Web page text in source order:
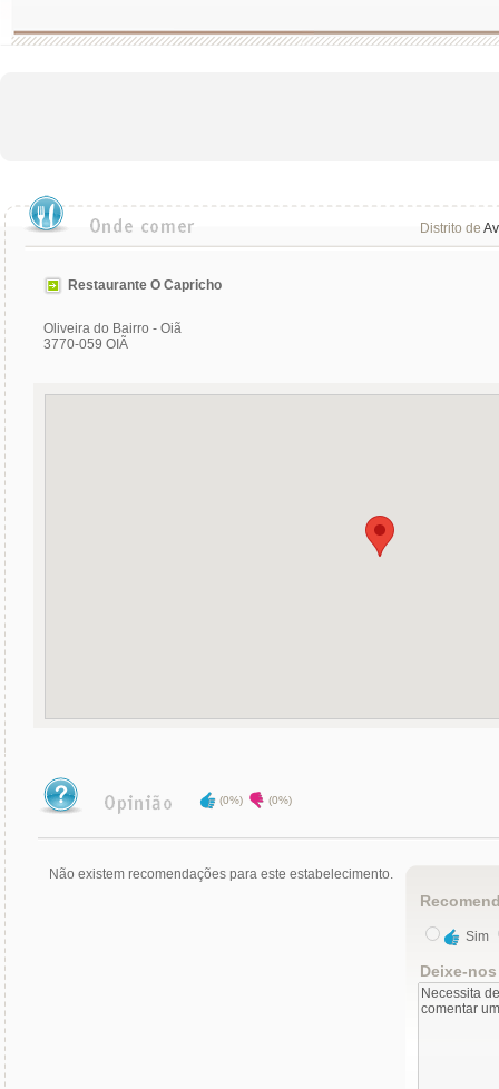
Distrito de
Restaurante O Capricho
Oliveira do Bairro - Oiã
3770-059 OIÃ
(0%) (0%)
Não existem recomendações para este estabelecimento.
Sim
Deixe-